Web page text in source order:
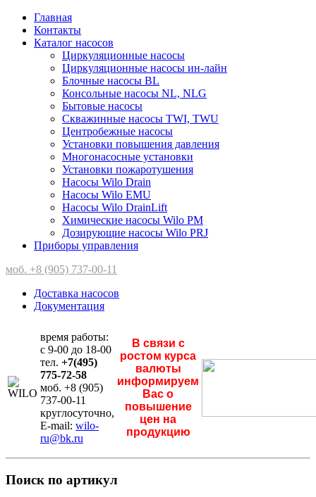
Главная
Контакты
Каталог насосов
Циркуляционные насосы
Циркуляционные насосы ин-лайн
Блочные насосы BL
Консольные насосы NL, NLG
Бытовые насосы
Скважинные насосы TWI, TWU
Центробежные насосы
Установки повышения давления
Многонасосные установки
Установки пожаротушения
Насосы Wilo Drain
Насосы Wilo EMU
Насосы Wilo DrainLift
Химические насосы Wilo PM
Дозирующие насосы Wilo PRJ
Приборы управления
моб. +8 (905) 737-00-11
Доставка насосов
Документация
время работы:
с 9-00 до 18-00
тел. +7(495)
775-72-58
моб. +8 (905)
737-00-11
круглосуточно,
E-mail: wilo-
ru@bk.ru
В связи с
ростом курса
валюты
информируем
Вас о
повышение
цен на
продукцию
Поиск по артикул